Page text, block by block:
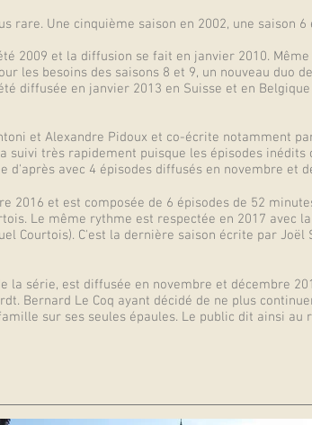
rare. Une cinquième saison en 2002, une saison 6
2009 et la diffusion se fait en janvier 2010.
les besoins des saisons 8 et 9, un nouveau duo
diffusée en janvier 2013 en Suisse et en
et Alexandre Pidoux et co-écrite notamment
suivi très rapidement puisque les épisodes
d'après avec 4 épisodes diffusés en novembre et
2016 et est composée de 6 épisodes de 52
Le même rythme est respectée en 2017 avec
Courtois). C'est la dernière saison écrite par
la série, est diffusée en novembre et décembre
Bernard Le Coq ayant décidé de ne plus
sur ses seules épaules. Le public dit ainsi